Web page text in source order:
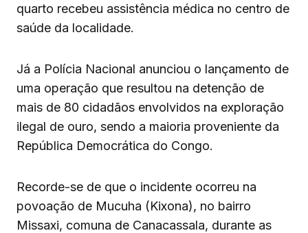
quarto recebeu assistência médica no centro de
saúde da localidade.
Já a Polícia Nacional anunciou o lançamento de
uma operação que resultou na detenção de
mais de 80 cidadãos envolvidos na exploração
ilegal de ouro, sendo a maioria proveniente da
República Democrática do Congo.
Recorde-se de que o incidente ocorreu na
povoação de Mucuha (Kixona), no bairro
Missaxi, comuna de Canacassala, durante as